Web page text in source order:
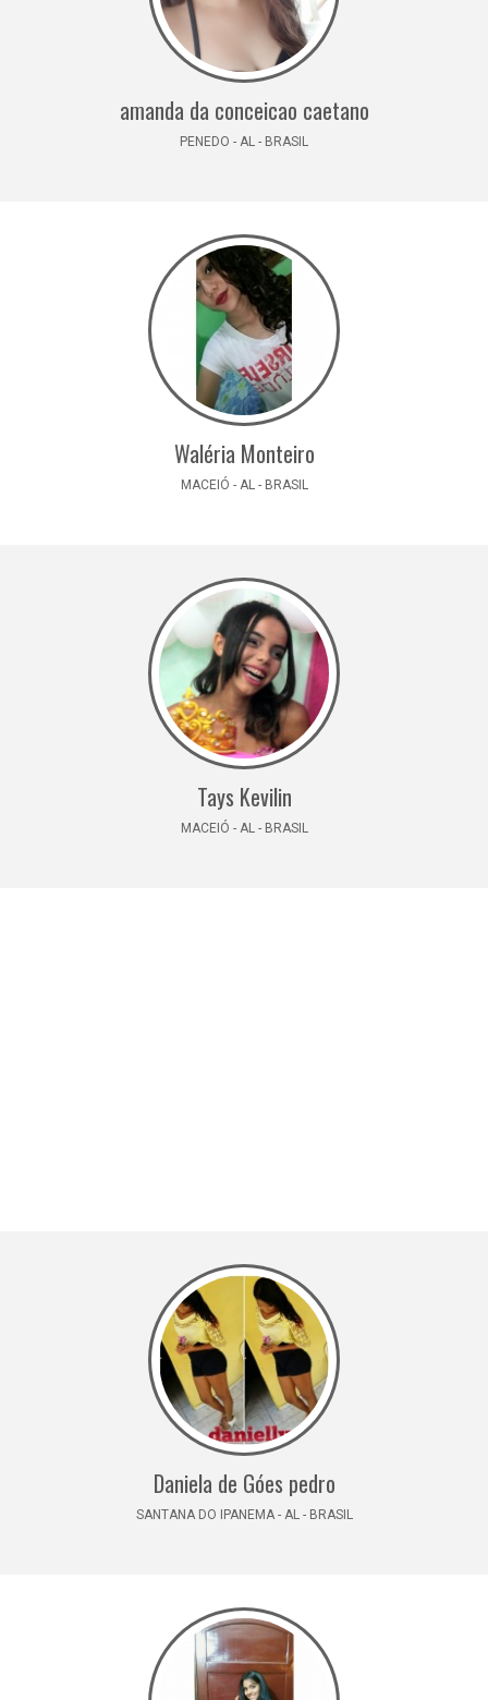
amanda da conceicao caetano
PENEDO - AL - BRASIL
Waléria Monteiro
MACEIÓ - AL - BRASIL
Tays Kevilin
MACEIÓ - AL - BRASIL
Daniela de Góes pedro
SANTANA DO IPANEMA - AL - BRASIL